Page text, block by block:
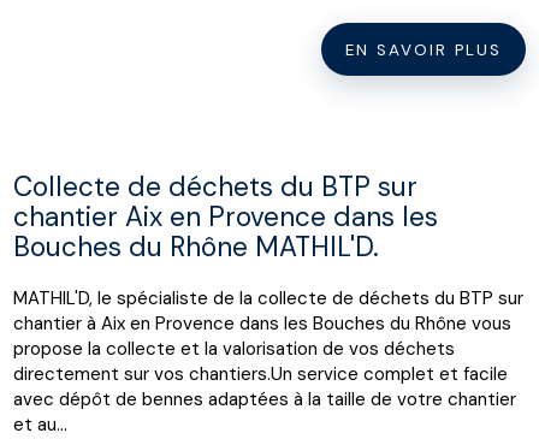
EN SAVOIR PLUS
Collecte de déchets du BTP sur
chantier Aix en Provence dans les
Bouches du Rhône MATHIL'D.
MATHIL'D, le spécialiste de la collecte de déchets du BTP sur
chantier à Aix en Provence dans les Bouches du Rhône vous
propose la collecte et la valorisation de vos déchets
directement sur vos chantiers.Un service complet et facile
avec dépôt de bennes adaptées à la taille de votre chantier
et au...